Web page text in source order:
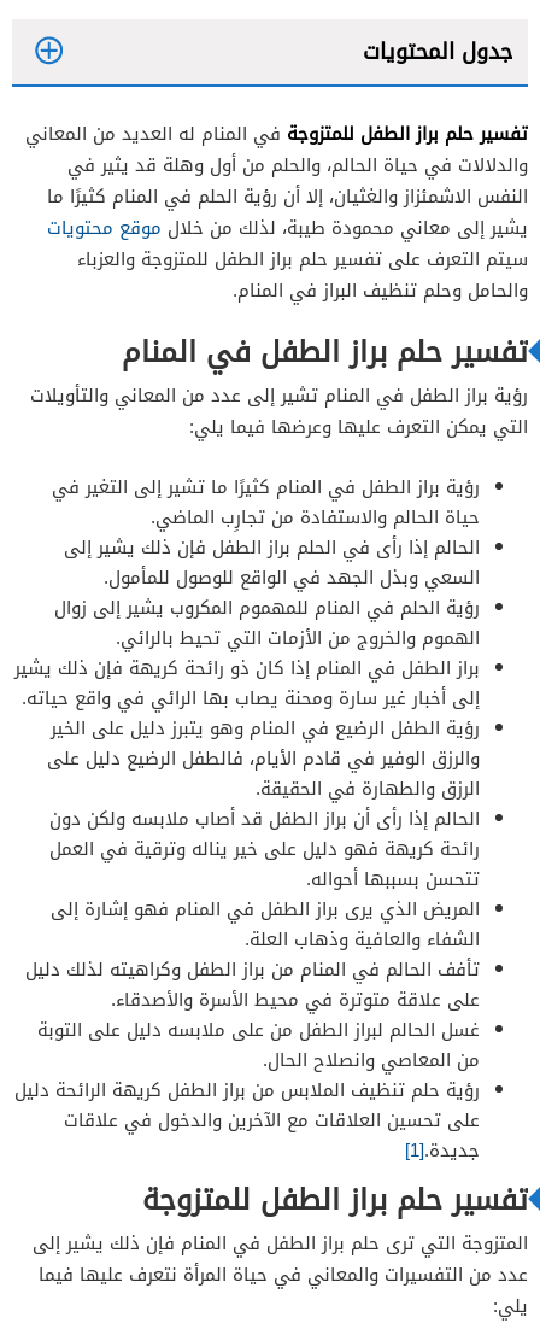
جدول المحتويات
تفسير حلم براز الطفل للمتزوجة في المنام له العديد من المعاني
والدلالات في حياة الحالم، والحلم من أول وهلة قد يثير في
النفس الاشمئزاز والغثيان، إلا أن رؤية الحلم في المنام كثيرًا ما
يشير إلى معاني محمودة طيبة، لذلك من خلال موقع محتويات
سيتم التعرف على تفسير حلم براز الطفل للمتزوجة والعزباء
والحامل وحلم تنظيف البراز في المنام.
تفسير حلم براز الطفل في المنام
رؤية براز الطفل في المنام تشير إلى عدد من المعاني والتأويلات
التي يمكن التعرف عليها وعرضها فيما يلي:
رؤية براز الطفل في المنام كثيرًا ما تشير إلى التغير في
حياة الحالم والاستفادة من تجارِب الماضي.
الحالم إذا رأى في الحلم براز الطفل فإن ذلك يشير إلى
السعي وبذل الجهد في الواقع للوصول للمأمول.
رؤية الحلم في المنام للمهموم المكروب يشير إلى زوال
الهموم والخروج من الأزمات التي تحيط بالرائي.
براز الطفل في المنام إذا كان ذو رائحة كريهة فإن ذلك يشير
إلى أخبار غير سارة ومحنة يصاب بها الرائي في واقع حياته.
رؤية الطفل الرضيع في المنام وهو يتبرز دليل على الخير
والرزق الوفير في قادم الأيام، فالطفل الرضيع دليل على
الرزق والطهارة في الحقيقة.
الحالم إذا رأى أن براز الطفل قد أصاب ملابسه ولكن دون
رائحة كريهة فهو دليل على خير يناله وترقية في العمل
تتحسن بسببها أحواله.
المريض الذي يرى براز الطفل في المنام فهو إشارة إلى
الشفاء والعافية وذهاب العلة.
تأفف الحالم في المنام من براز الطفل وكراهيته لذلك دليل
على علاقة متوترة في محيط الأسرة والأصدقاء.
غسل الحالم لبراز الطفل من على ملابسه دليل على التوبة
من المعاصي وانصلاح الحال.
رؤية حلم تنظيف الملابس من براز الطفل كريهة الرائحة دليل
على تحسين العلاقات مع الآخرين والدخول في علاقات
جديدة.[1]
تفسير حلم براز الطفل للمتزوجة
المتزوجة التي ترى حلم براز الطفل في المنام فإن ذلك يشير إلى
عدد من التفسيرات والمعاني في حياة المرأة نتعرف عليها فيما
يلي: